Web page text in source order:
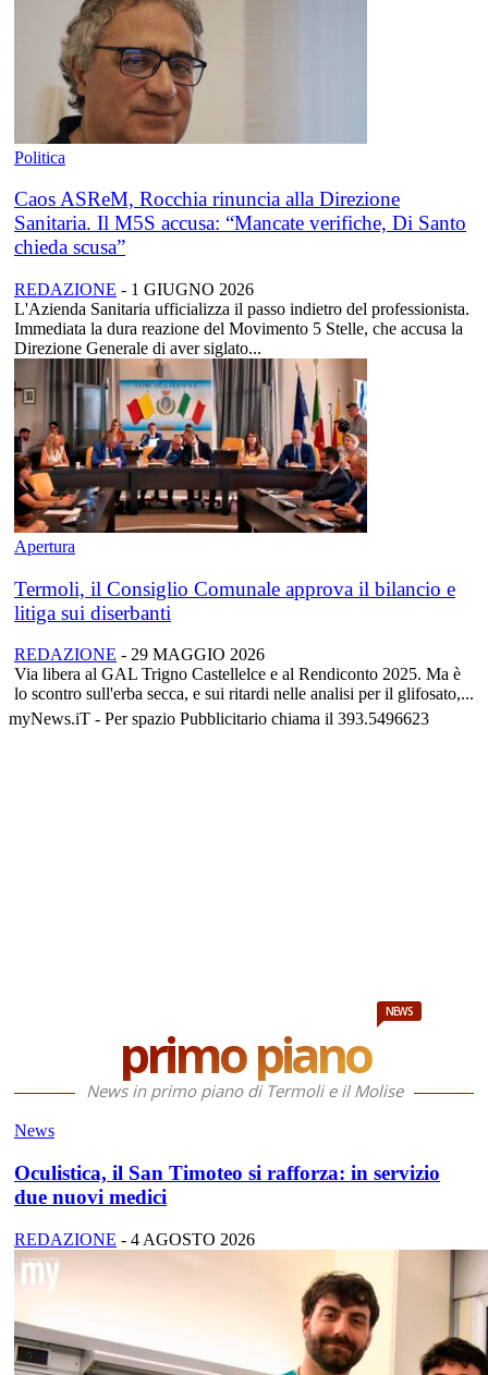
Politica
Caos ASReM, Rocchia rinuncia alla Direzione
Sanitaria. Il M5S accusa: “Mancate verifiche, Di Santo
chieda scusa”
REDAZIONE - 1 GIUGNO 2026
L'Azienda Sanitaria ufficializza il passo indietro del professionista.
Immediata la dura reazione del Movimento 5 Stelle, che accusa la
Direzione Generale di aver siglato...
Apertura
Termoli, il Consiglio Comunale approva il bilancio e
litiga sui diserbanti
REDAZIONE - 29 MAGGIO 2026
Via libera al GAL Trigno Castellelce e al Rendiconto 2025. Ma è
lo scontro sull'erba secca, e sui ritardi nelle analisi per il glifosato,...
myNews.iT - Per spazio Pubblicitario chiama il 393.5496623
primo piano
NEWS
News in primo piano di Termoli e il Molise
News
Oculistica, il San Timoteo si rafforza: in servizio
due nuovi medici
REDAZIONE - 4 AGOSTO 2026